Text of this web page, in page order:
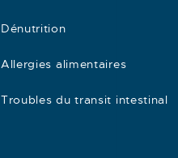
Dénutrition
Allergies alimentaires
Troubles du transit intestinal